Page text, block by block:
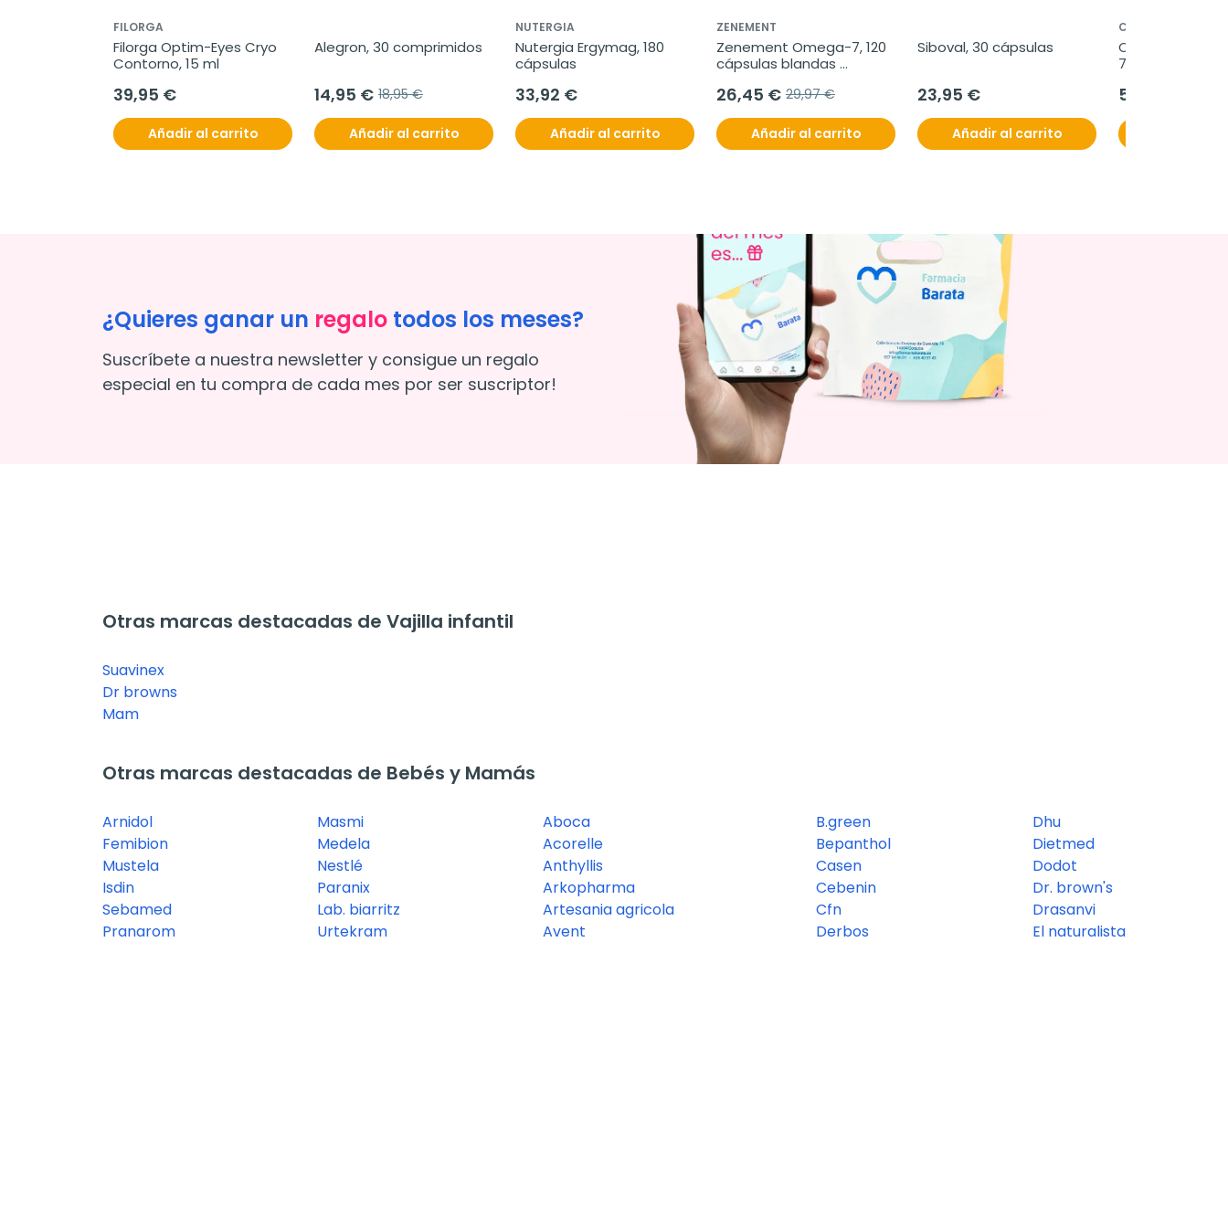
FILORGA
Filorga Optim-Eyes Cryo
Contorno, 15 ml
39,95 €
Añadir al carrito
Alegron, 30 comprimidos
14,95 € 18,95 €
Añadir al carrito
NUTERGIA
Nutergia Ergymag, 180
cápsulas
33,92 €
Añadir al carrito
ZENEMENT
Zenement Omega-7, 120
cápsulas blandas
26,45 € 29,97 €
Añadir al carrito
Siboval, 30 cápsulas
23,95 €
Añadir al carrito
CURAPROX
Curaprox
75ml
5,80 €
¿Quieres ganar un regalo todos los meses?
Suscríbete a nuestra newsletter y consigue un regalo
especial en tu compra de cada mes por ser suscriptor!
Otras marcas destacadas de Vajilla infantil
Suavinex
Dr browns
Mam
Otras marcas destacadas de Bebés y Mamás
Arnidol
Femibion
Mustela
Isdin
Sebamed
Pranarom
Masmi
Medela
Nestlé
Paranix
Lab. biarritz
Urtekram
Aboca
Acorelle
Anthyllis
Arkopharma
Artesania agricola
Avent
B.green
Bepanthol
Casen
Cebenin
Cfn
Derbos
Dhu
Dietmed
Dodot
Dr. brown's
Drasanvi
El naturalista